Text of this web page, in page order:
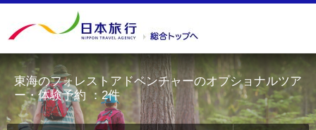
東海のフォレストアドベンチャーのオプショナルツア
ー・体験予約 ：2件